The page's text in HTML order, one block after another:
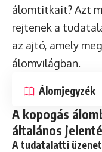
álomtitkait? Azt
rejtenek a
az ajtó, amely
álomvilágban.
Álomjegyzék
A kopogás
általános
A tudatalatti